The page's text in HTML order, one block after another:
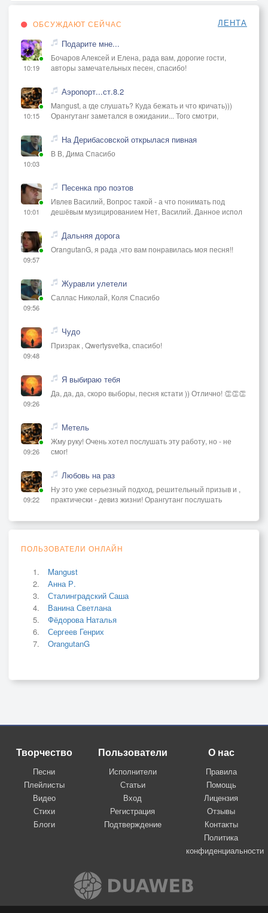
ОБСУЖДАЮТ СЕЙЧАС ЛЕНТА
10:19
Подарите мне...
Бочаров Алексей и Елена, рада вам, дорогие гости,
авторы замечательных песен, спасибо!
10:15
Аэропорт...ст.8.2
Mangust, а где слушать? Куда бежать и что кричать)))
Орангутанг заметался в ожидании... Того смотри,
10:03
На Дерибасовской открылася пивная
В В, Дима Спасибо
10:01
Песенка про поэтов
Ивлев Василий, Вопрос такой - а что понимать под
дешёвым музицированием Нет, Василий. Данное испол
09:57
Дальняя дорога
OrangutanG, я рада ,что вам понравилась моя песня!!
09:56
Журавли улетели
Саллас Николай, Коля Спасибо
09:48
Чудо
Призрак , Qwertysvetka, спасибо!
09:26
Я выбираю тебя
Да, да, да, скоро выборы, песня кстати )) Отлично! 👏👏👏
09:26
Метель
Жму руку! Очень хотел послушать эту работу, но - не
смог!
09:22
Любовь на раз
Ну это уже серьезный подход, решительный призыв и ,
практически - девиз жизни! Орангутанг послушать
ПОЛЬЗОВАТЕЛИ ОНЛАЙН
Mangust
Анна Р.
Сталинградский Саша
Ванина Светлана
Фёдорова Наталья
Сергеев Генрих
OrangutanG
Творчество
Песни
Плейлисты
Видео
Стихи
Блоги
Пользователи
Исполнители
Статьи
Вход
Регистрация
Подтверждение
О нас
Правила
Помощь
Лицензия
Отзывы
Контакты
Политика
конфиденциальности